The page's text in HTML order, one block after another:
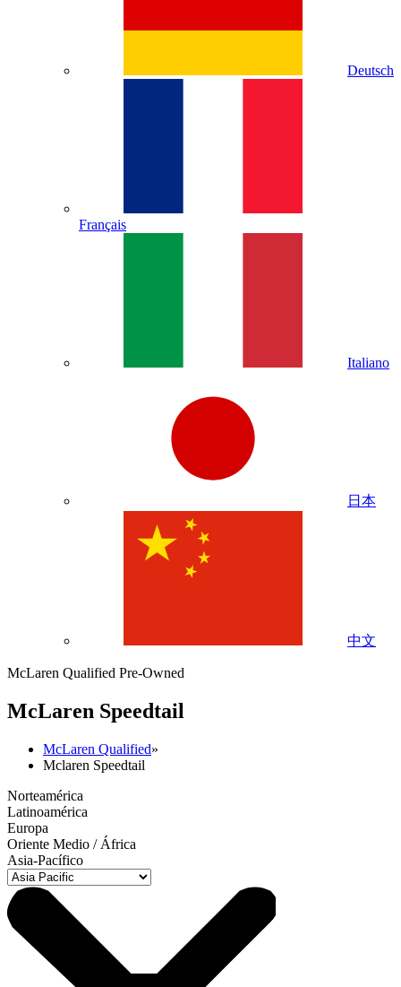
Deutsch
Français
Italiano
日本
中文
McLaren Qualified Pre-Owned
McLaren Speedtail
McLaren Qualified»
Mclaren Speedtail
Norteamérica
Latinoamérica
Europa
Oriente Medio / África
Asia-Pacífico